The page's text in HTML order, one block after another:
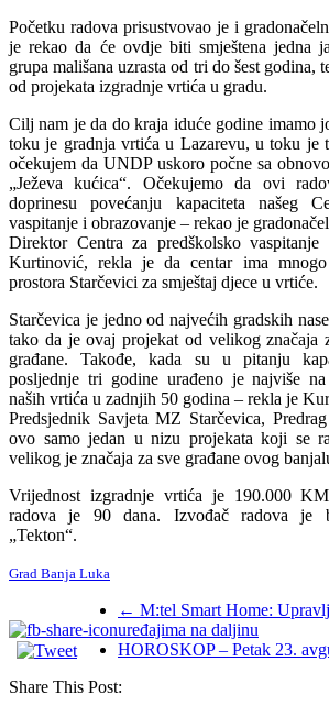
Početku radova prisustvovao je i
je rekao da će ovdje biti smještena jedna
grupa mališana uzrasta od tri do šest godina,
od projekata izgradnje vrtića u gradu.
Cilj nam je da do kraja iduće godine imamo
toku je gradnja vrtića u Lazarevu, u toku je
očekujem da UNDP uskoro počne sa
„Ježeva kućica“. Očekujemo da ovi
doprinesu povećanju kapaciteta našeg
vaspitanje i obrazovanje – rekao je
Direktor Centra za predškolsko vaspitanje
Kurtinović, rekla je da centar ima
prostora Starčevici za smještaj djece u vrtiće.
Starčevica je jedno od najvećih gradskih
tako da je ovaj projekat od velikog značaja
građane. Takođe, kada su u pitanju
posljednje tri godine urađeno je najviše na
naših vrtića u zadnjih 50 godina – rekla je
Predsjednik Savjeta MZ Starčevica,
ovo samo jedan u nizu projekata koji se
velikog je značaja za sve građane ovog
Vrijednost izgradnje vrtića je 190.000
radova je 90 dana. Izvođač radova je
„Tekton“.
Grad Banja Luka
← M:tel Smart Home:
uređajima na daljinu
HOROSKOP – Petak 23.
Share This Post: